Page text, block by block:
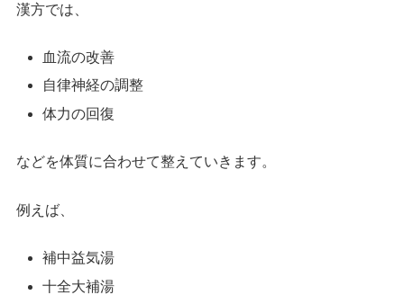
漢方では、
血流の改善
自律神経の調整
体力の回復
などを体質に合わせて整えていきます。
例えば、
補中益気湯
十全大補湯